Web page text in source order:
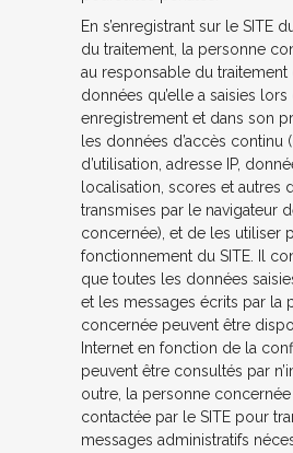
En s’enregistrant sur le SITE
du traitement, la personne
au responsable du
données qu’elle a saisies lors
enregistrement et dans son
les données d’accès continu
d’utilisation, adresse IP,
localisation, scores et autres
transmises par le navigateur
concernée), et de les utiliser
fonctionnement du SITE. Il
que toutes les données
et les messages écrits par la
concernée peuvent être
Internet en fonction de la
peuvent être consultés par
outre, la personne
contactée par le SITE pour
messages administratifs